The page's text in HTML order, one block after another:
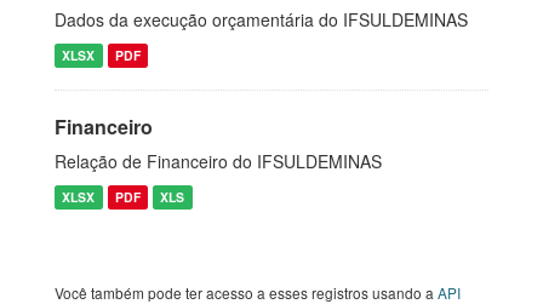
Dados da execução orçamentária do IFSULDEMINAS
XLSX PDF
Financeiro
Relação de Financeiro do IFSULDEMINAS
XLSX PDF XLS
Você também pode ter acesso a esses registros usando a API